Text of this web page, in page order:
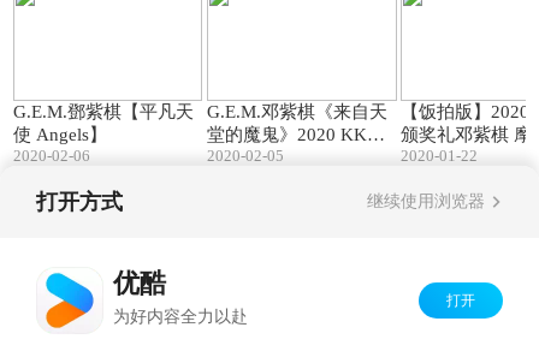
G.E.M.鄧紫棋【平凡天
使 Angels】
2020-02-06
G.E.M.邓紫棋《来自天
堂的魔鬼》2020 KKBO
X风云榜
2020-02-05
【饭拍版】2020
颁奖礼邓紫棋 摩
园_句号_来自天
2020-01-22
打开方式 继续使用浏览器
优酷
为好内容全力以赴
打开